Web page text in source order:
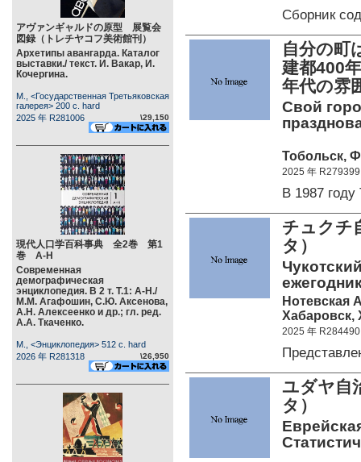
アヴァンギャルドの原型 展覧会
図録（トレチヤコフ美術館刊）
Архетипы авангарда. Каталог
выставки./ текст. И. Вакар, И.
Кочергина.
М., <Государственная Третьяковская
галерея> 200 c. hard
2025 年 R281006
\29,150
現代人口学百科事典 全2巻 第1
巻 А-Н
Современная
демографическая
энциклопедия. В 2 т. Т.1: А-Н./
М.М. Агафошин, С.Ю. Аксенова,
А.Н. Алексеенко и др.; гл. ред.
А.А. Ткаченко.
М., <Энциклопедия> 512 c. hard
2026 年 R281318
\26,950
Сборник
自分の町
建都400
年代の
Свой
Тобольск,
2025 年 R279399
В 1987 году
チュクチ
タ）
Нотевская
Хабаровск,
2025 年 R284490
ユダヤ
タ）